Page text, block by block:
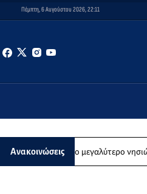
Πέμπτη, 6 Αυγούστου 2026, 22:11
Ανακοινώσεις
το μεγαλύτερο νησιώτικο γλέντι του